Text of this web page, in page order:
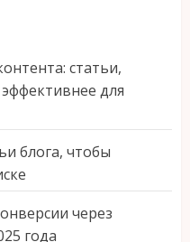
статьи,
для
блога, чтобы
через
года